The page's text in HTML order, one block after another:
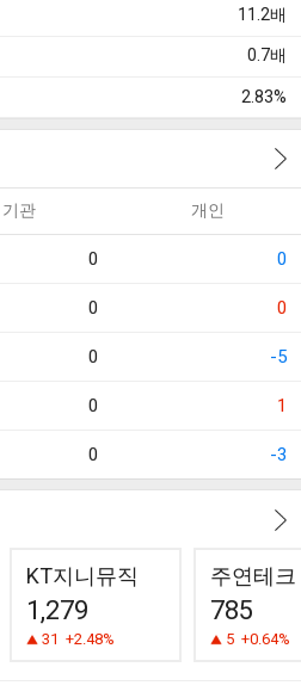
11.2배
0.7배
2.83%
기관 개인
0 0
0 0
0 -5
0 1
0 -3
KT지니뮤직
1,279
31 +2.48%
주연테크
785
5 +0.64%